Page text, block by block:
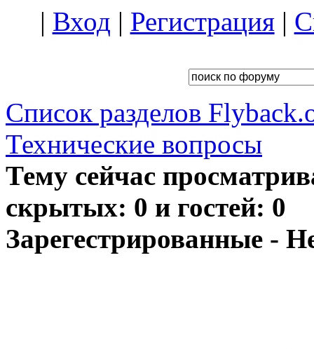
| Вход | Регистрация|
Список разделов
Технические вопросы
Тему сейчас
скрытых: 0 и гостей: 0
Зарегестрированные -